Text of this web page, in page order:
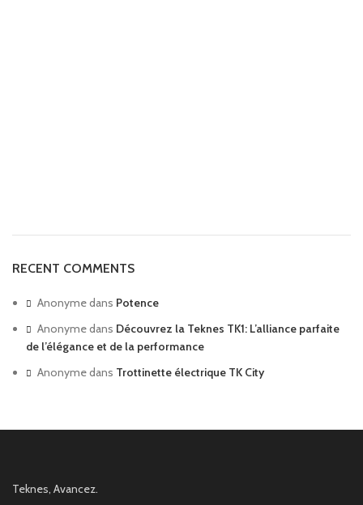
RECENT COMMENTS
Anonymedans Potence
Anonymedans Découvrez la Teknes TK1: L’alliance parfaite
de l’élégance et de la performance
Anonymedans Trottinette électrique TK City
Teknes, Avancez.